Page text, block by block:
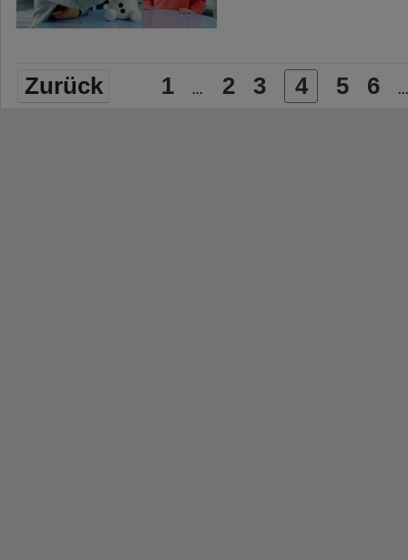
Zurück 1 ... 2 3 4 5 6 ...